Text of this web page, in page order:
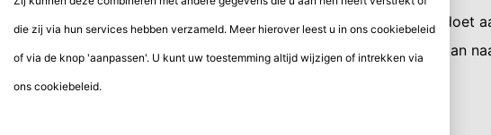
Beveiligde gegevensuitwisseling: het portaal voldoet
Koppelingen met externe systemen: het portaal kan
die zij via hun services hebben verzameld. Meer hierover leest u in ons cookiebeleid
of via de knop 'aanpassen'. U kunt uw toestemming altijd wijzigen of intrekken via
ons cookiebeleid.